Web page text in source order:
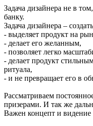
Задача дизайнера не в
банку.
Задача дизайнера –
- выделяет продукт на
- делает его желанным,
- позволяет легко
- делает продукт
ритуала,
- и не превращает его в
Рассматриваем
призерами. И так же
Важен концепт и видение